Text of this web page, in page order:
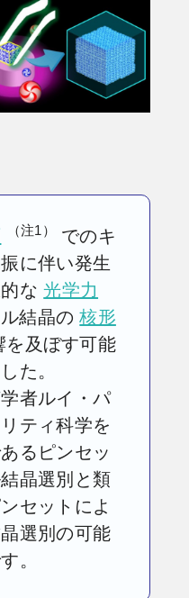
（注1）
でのキ
に伴い発生
的な光学力
結晶の核形
を及ぼす可能
た。
者ルイ・パ
ティ科学を
るピンセッ
晶選別と類
セットによ
選別の可能
。